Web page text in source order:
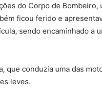
do Corpo de Bombeiro,
ficou ferido e
sendo encaminhado a
que conduzia uma das
leves.